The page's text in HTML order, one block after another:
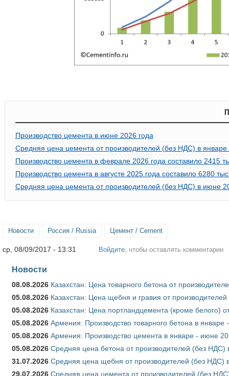
Производство цемента в июне 2026 года
Средняя цена цемента от производителей (без НДС) в январе
Производство цемента в феврале 2026 года составило 2415
Производство цемента в августе 2025 года составило 6280
Средняя цена цемента от производителей (без НДС) в июне
Новости Россия / Russia Цемент / Cement
ср, 08/09/2017 - 13:31 Войдите , чтобы оставлять комментарии
Новости
08.08.2026 Казахстан: Цена товарного бетона от
05.08.2026 Казахстан: Цена щебня и гравия от
05.08.2026 Казахстан: Цена портландцемента (кроме белого)
05.08.2026 Армения: Производство товарного бетона в январе
05.08.2026 Армения: Производство цемента в январе - июне
05.08.2026 Средняя цена бетона от производителей (без НДС)
31.07.2026 Средняя цена щебня от производителей (без НДС)
29.07.2026 Средняя цена цемента от производителей (без